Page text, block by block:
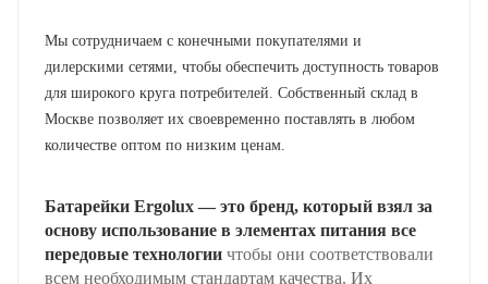
Мы сотрудничаем с конечными покупателями и
дилерскими сетями, чтобы обеспечить доступность товаров
для широкого круга потребителей. Собственный склад в
Москве позволяет их своевременно поставлять в любом
количестве оптом по низким ценам.
Батарейки Ergolux — это бренд, который взял за
основу использование в элементах питания все
передовые технологиичтобы они соответствовали
всем необходимым стандартам качества. Их